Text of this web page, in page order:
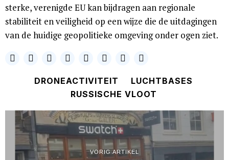
sterke, verenigde EU kan bijdragen aan regionale
stabiliteit en veiligheid op een wijze die de uitdagingen
van de huidige geopolitieke omgeving onder ogen ziet.
DRONEACTIVITEIT
LUCHTBASES
RUSSISCHE VLOOT
VORIG ARTIKEL